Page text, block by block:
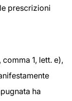
prescrizioni
1, lett. e),
ha